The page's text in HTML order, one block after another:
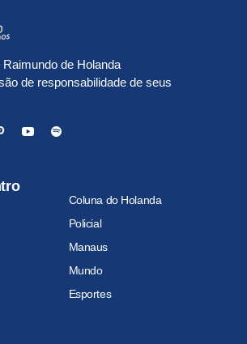
de Holanda
de responsabilidade de seus
Coluna do Holanda
Policial
Manaus
Mundo
Esportes